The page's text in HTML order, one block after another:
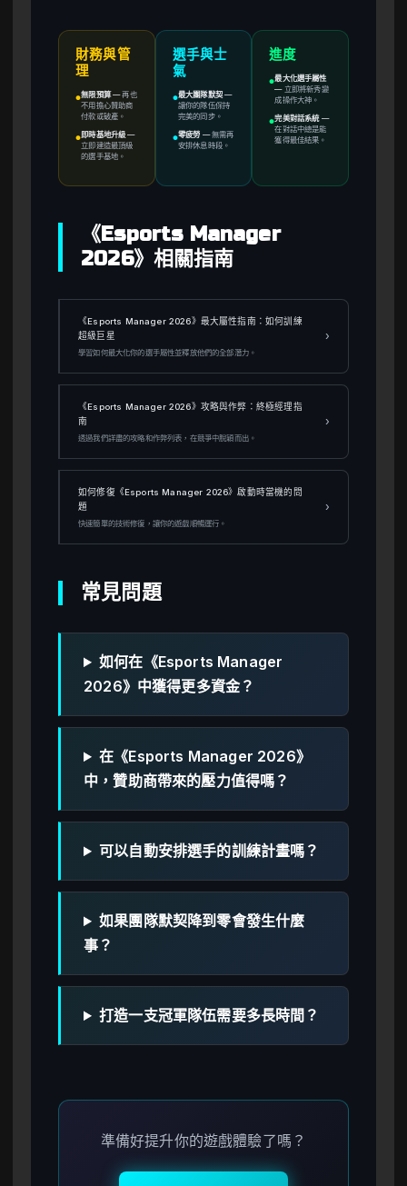
財務與管
理
●無限預算—再也
不用擔心贊助商
付款或破產。
● 即時基地升級 —
立即建造最頂級
的選手基地。
選手與士
氣
●最大團隊默契—
讓你的隊伍保持
完美的同步。
●零疲勞 —無需再
安排休息時段。
進度
●最大化選手屬性
— 立即將新秀變
成操作大神。
●完美對話系統—
在對話中總是能
獲得最佳結果。
《Esports Manager
2026》相關指南
《Esports Manager 2026》最大屬性指南：如何訓練
超級巨星
學習如何最大化你的選手屬性並釋放他們的全部潛力。
›
《Esports Manager 2026》攻略與作弊：終極經理指
南
透過我們詳盡的攻略和作弊列表，在競爭中脫穎而出。
›
如何修復《Esports Manager 2026》啟動時當機的問
題
快速簡單的技術修復，讓你的遊戲順暢運行。
›
常見問題
如何在《Esports Manager
2026》中獲得更多資金？
在《Esports Manager 2026》
中，贊助商帶來的壓力值得嗎？
可以自動安排選手的訓練計畫嗎？
如果團隊默契降到零會發生什麼
事？
打造一支冠軍隊伍需要多長時間？
準備好提升你的遊戲體驗了嗎？